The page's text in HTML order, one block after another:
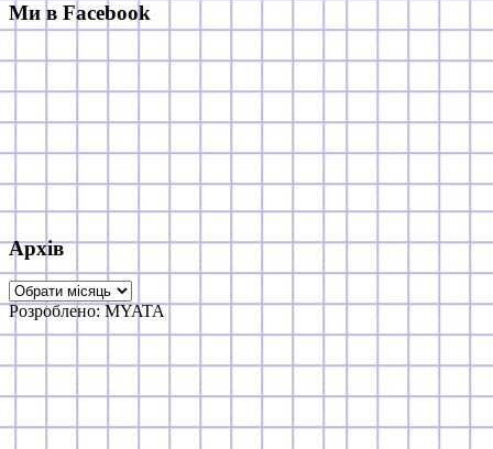
Ми в Facebook
Архів
Архів
Розроблено: MYATA